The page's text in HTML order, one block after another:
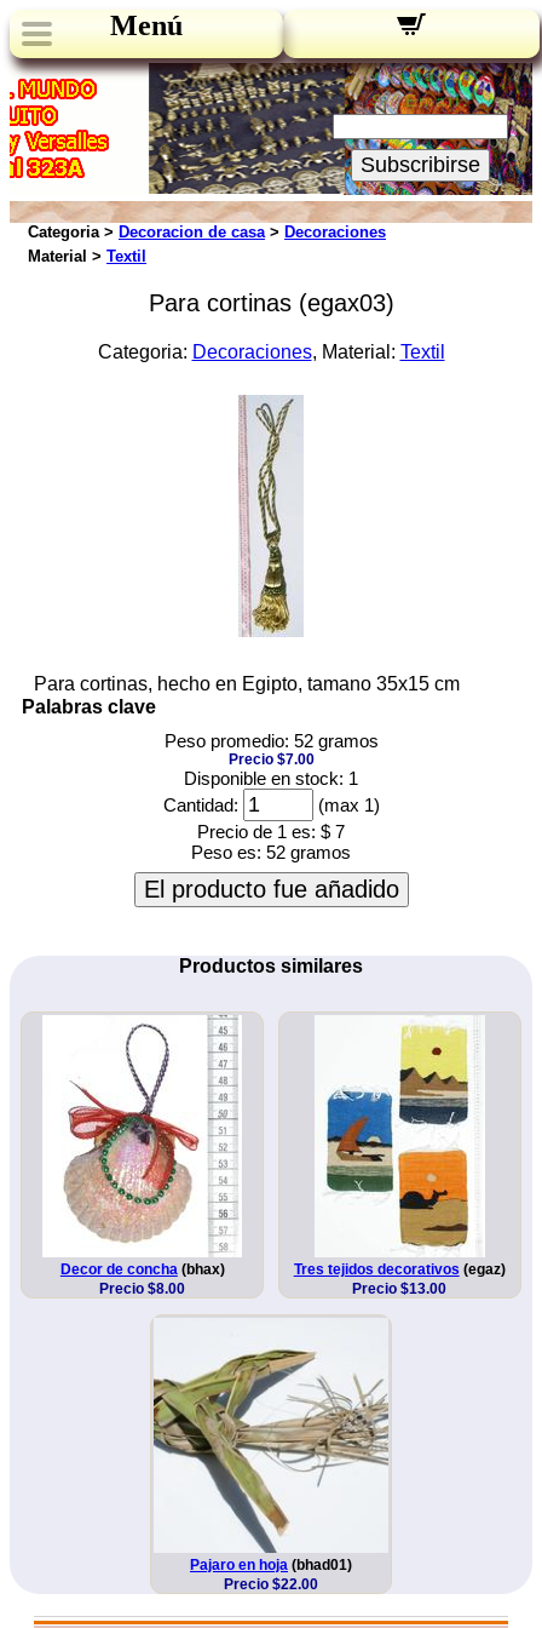
Menú
Novedades:
Su Email:
Subscribirse
Categoria > Decoracion de casa> Decoraciones
Material > Textil
Para cortinas (egax03)
Categoria: Decoraciones, Material: Textil
Para cortinas, hecho en Egipto, tamano 35x15 cm
Palabras clave
Peso promedio: 52 gramos
Precio $7.00
Disponible en stock: 1
Cantidad:
(max 1)
Precio de 1 es: $ 7
Peso es: 52 gramos
El producto fue añadido
Productos similares
Decor de concha (bhax)
Precio $8.00
Tres tejidos decorativos (egaz)
Precio $13.00
Pajaro en hoja (bhad01)
Precio $22.00